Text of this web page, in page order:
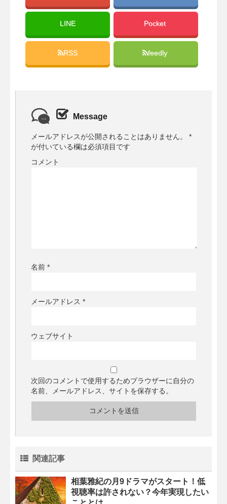
LINE Pocket
RSS feedly
Message
メールアドレスが公開されることはありません。
*
が付いている欄は必須項目です
コメント
名前 *
メールアドレス *
ウェブサイト
次回のコメントで使用するためブラウザーに自分の
名前、メールアドレス、サイトを保存する。
関連記事
相葉雅紀の月9ドラマがスタート！低
視聴率は許されない？今年実現したい